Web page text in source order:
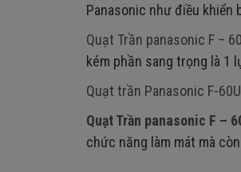
Panasonic như điều khiển
Quạt Trần panasonic F –
kém phần sang trọng là 1
Quạt trần Panasonic F-
Quạt Trần panasonic F –
chức năng làm mát mà